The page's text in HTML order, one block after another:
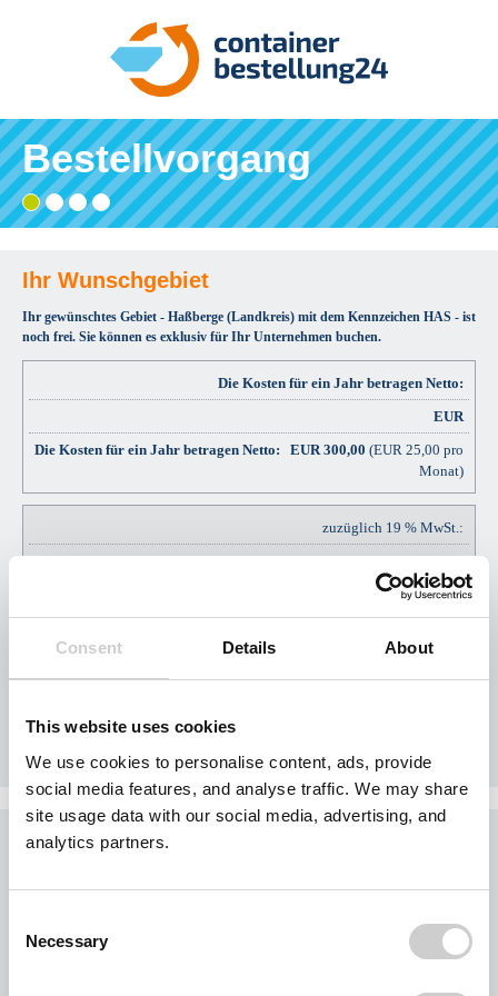
Consent Details About
This website uses cookies
We use cookies to personalise content, ads, provide
social media features, and analyse traffic. We may share
site usage data with our social media, advertising, and
analytics partners.
Selection
Necessary
Bestellvorgang
Gebiet
wählen
Adresse
eingeben
Angaben
prüfen
bestellen
Ihre
Bestätigung
Ihr Wunschgebiet
Ihr gewünschtes Gebiet - Haßberge (Landkreis) mit dem Kennzeichen HAS - ist
noch frei. Sie können es exklusiv für Ihr Unternehmen buchen.
Die Kosten für ein Jahr betragen Netto:
EUR
EUR300,00 (EUR 25,00 pro
Monat)
zuzüglich 19 % MwSt.:
EUR
EUR57,00
Gesamtpreis Brutto:
EUR
Was möchten Sie jetzt tun?
Jedes Gebiet wird nur einmal vergeben.